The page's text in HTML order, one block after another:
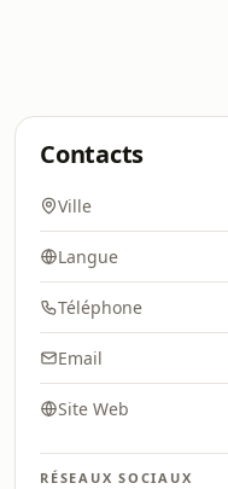
Contacts
Ville
Langue
Téléphone
Email
Site Web
RÉSEAUX SOCIAUX